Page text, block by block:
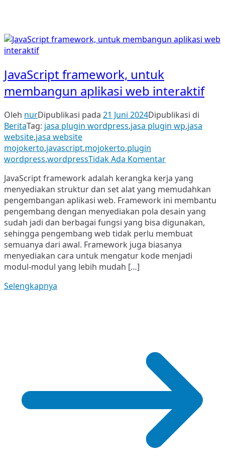
JavaScript framework, untuk
membangun aplikasi web interaktif
Oleh nurDipublikasi pada 21 Juni 2024Dipublikasi di
BeritaTag: jasa plugin wordpress,jasa plugin wp,jasa
website,jasa website
mojokerto,javascript,mojokerto,plugin
wordpress,wordpressTidak Ada Komentarpada
framework,
untuk
membangun
aplikasi
web
interaktif
JavaScript framework adalah kerangka kerja yang
menyediakan struktur dan set alat yang memudahkan
pengembangan aplikasi web. Framework ini membantu
pengembang dengan menyediakan pola desain yang
sudah jadi dan berbagai fungsi yang bisa digunakan,
sehingga pengembang web tidak perlu membuat
semuanya dari awal. Framework juga biasanya
menyediakan cara untuk mengatur kode menjadi
modul-modul yang lebih mudah […]
Selengkapnya